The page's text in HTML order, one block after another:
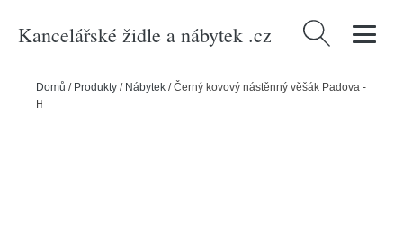
Kancelářské židle a nábytek .cz Vyhledávání
Domů / Produkty / Nábytek /Černý kovový nástěnný věšák Padova -
House Nordic